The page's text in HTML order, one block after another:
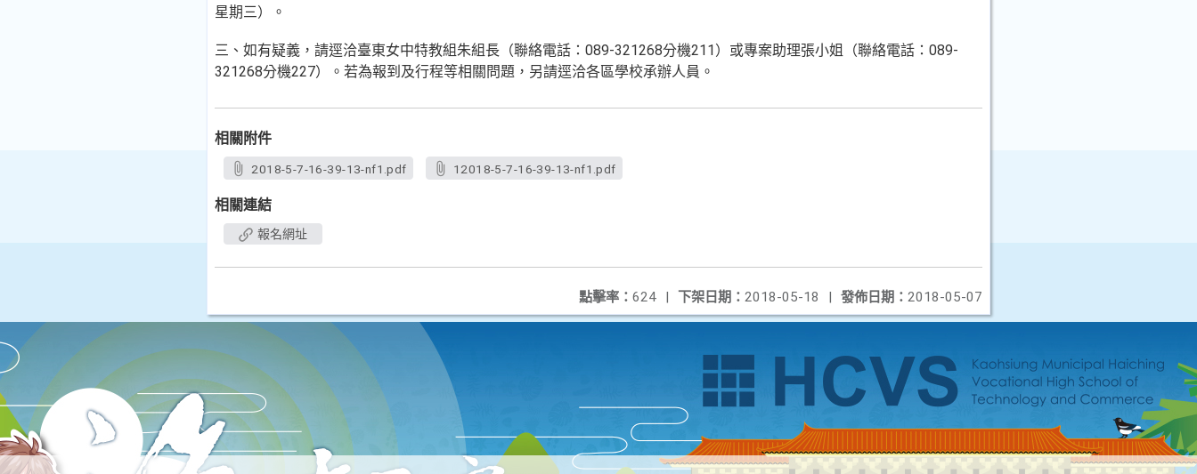
星期三）。
三、如有疑義，請逕洽臺東女中特教組朱組長（聯絡電話：089-321268分機211）或專案助理張小姐（聯絡電話：089-
321268分機227）。若為報到及行程等相關問題，另請逕洽各區學校承辦人員。
相關附件
2018-5-7-16-39-13-nf1.pdf 12018-5-7-16-39-13-nf1.pdf
相關連結
報名網址
發佈日期： 2018-05-07
下架日期： 2018-05-18 |
點擊率： 624 |